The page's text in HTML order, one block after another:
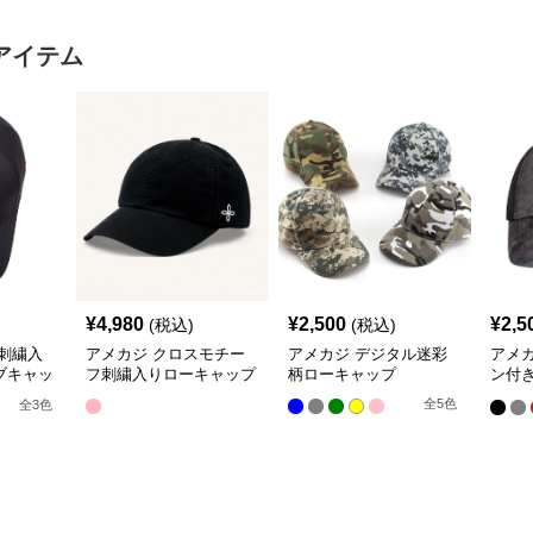
イテム
繍入
キャッ
全3色
¥4,980 (税込)
アメカジ クロスモチー
フ刺繍入りローキャップ
¥2,500 (税込)
アメカジ デジタル迷彩
柄ローキャップ
全5色
¥
アメ
ン付